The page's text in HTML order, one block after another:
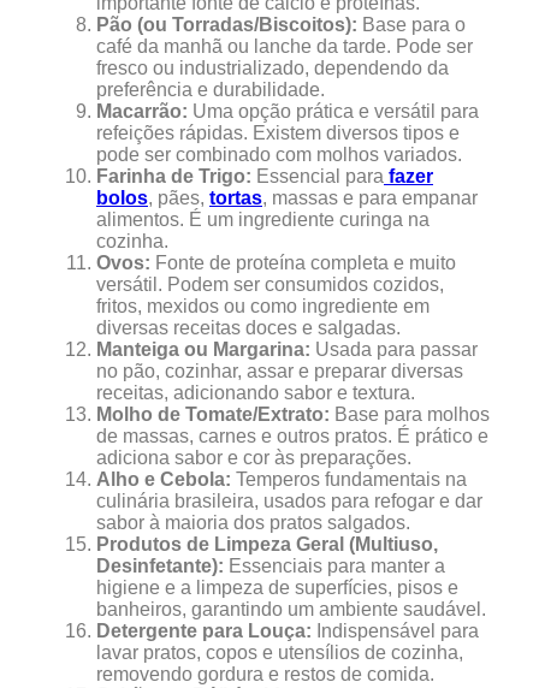
Pão (ou Torradas/Biscoitos): Base para o
café da manhã ou lanche da tarde. Pode ser
fresco ou industrializado, dependendo da
preferência e durabilidade.
Macarrão: Uma opção prática e versátil para
refeições rápidas. Existem diversos tipos e
pode ser combinado com molhos variados.
Farinha de Trigo: Essencial para fazer
bolos, pães, tortas, massas e para empanar
alimentos. É um ingrediente curinga na
cozinha.
Ovos: Fonte de proteína completa e muito
versátil. Podem ser consumidos cozidos,
fritos, mexidos ou como ingrediente em
diversas receitas doces e salgadas.
Manteiga ou Margarina: Usada para passar
no pão, cozinhar, assar e preparar diversas
receitas, adicionando sabor e textura.
Molho de Tomate/Extrato: Base para molhos
de massas, carnes e outros pratos. É prático e
adiciona sabor e cor às preparações.
Alho e Cebola: Temperos fundamentais na
culinária brasileira, usados para refogar e dar
sabor à maioria dos pratos salgados.
Produtos de Limpeza Geral (Multiuso,
Desinfetante): Essenciais para manter a
higiene e a limpeza de superfícies, pisos e
banheiros, garantindo um ambiente saudável.
Detergente para Louça: Indispensável para
lavar pratos, copos e utensílios de cozinha,
removendo gordura e restos de comida.